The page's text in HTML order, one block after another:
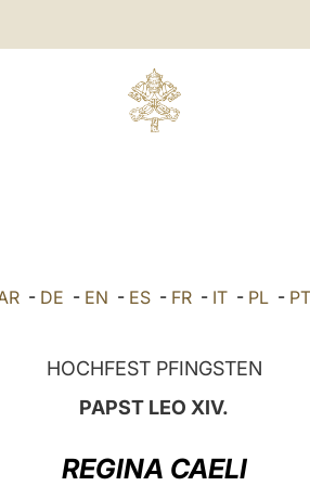
- DE - EN - ES - FR - IT - PL - PT
HOCHFEST PFINGSTEN
PAPST LEO XIV.
REGINA CAELI